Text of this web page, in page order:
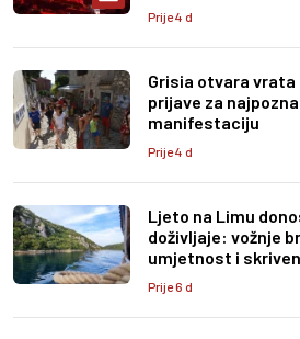
Prije 4 d
Grisia otvara
prijave za
manifestaciju
Prije 4 d
Ljeto na Limu
doživljaje: vožnje
umjetnost i
Prije 6 d